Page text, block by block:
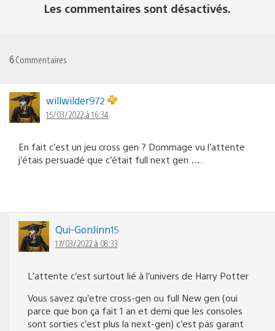
Les commentaires sont désactivés.
6Commentaires
willwilder972
15/03/2022 à 16:34
En fait c’est un jeu cross gen ? Dommage vu l’attente
j’étais persuadé que c’était full next gen ….
Qui-GonJinn15
17/03/2022 à 08:33
L’attente c’est surtout lié à l’univers de Harry Potter
Vous savez qu’etre cross-gen ou full New gen (oui
parce que bon ça fait 1 an et demi que les consoles
sont sorties c’est plus la next-gen) c’est pas garant